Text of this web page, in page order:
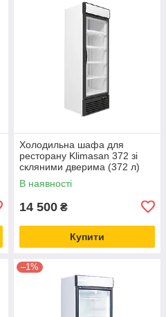
Холодильна шафа для
ресторану Klimasan 372 зі
скляними дверима (372 л)
холодильне обладнання
В наявності
14 500 ₴
Купити
–1%